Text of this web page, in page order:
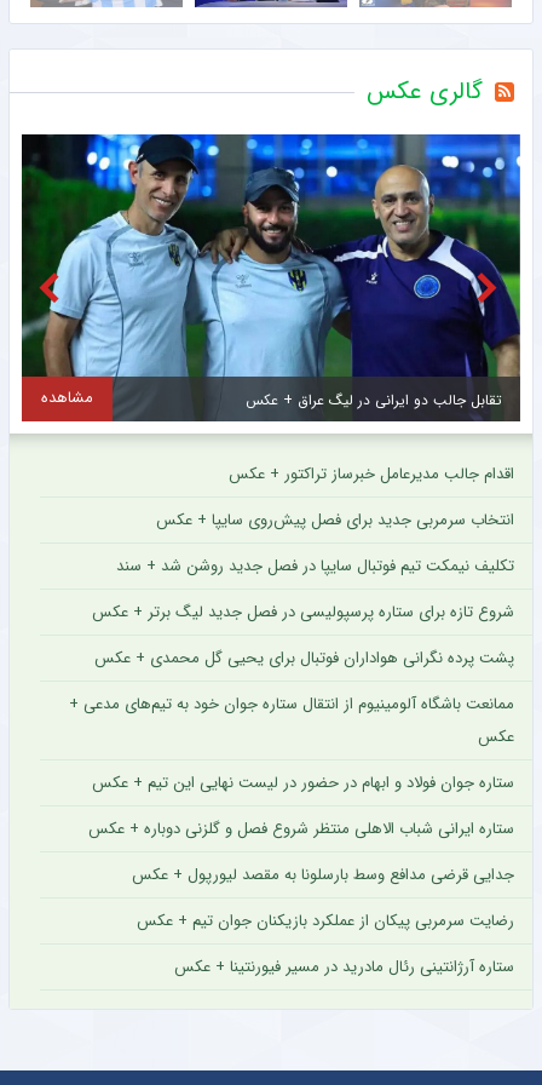
گالری عکس
مشاهده
اقدام جالب مدیرعامل خبرساز تراکتور + عکس
انتخاب سرمربی جدید برای فصل پیش‌روی سایپا + عکس
تکلیف نیمکت تیم فوتبال سایپا در فصل جدید روشن شد + سند
شروع تازه برای ستاره پرسپولیسی در فصل جدید لیگ برتر + عکس
پشت پرده نگرانی هواداران فوتبال برای یحیی گل محمدی + عکس
ممانعت باشگاه آلومینیوم از انتقال ستاره جوان خود به تیم‌های مدعی +
عکس
ستاره جوان فولاد و ابهام در حضور در لیست نهایی این تیم + عکس
ستاره ایرانی شباب الاهلی منتظر شروع فصل و گلزنی دوباره + عکس
جدایی قرضی مدافع وسط بارسلونا به مقصد لیورپول + عکس
رضایت سرمربی پیکان از عملکرد بازیکنان جوان تیم + عکس
ستاره آرژانتینی رئال مادرید در مسیر فیورنتینا + عکس